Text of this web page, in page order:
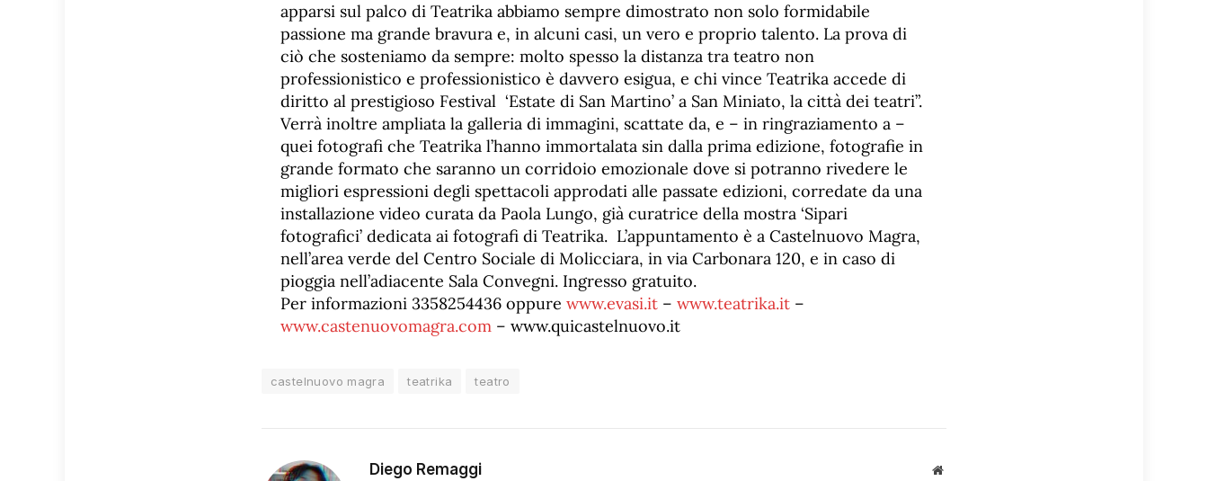
apparsi sul palco di Teatrika abbiamo sempre dimostrato non solo formidabile
passione ma grande bravura e, in alcuni casi, un vero e proprio talento. La prova di
ciò che sosteniamo da sempre: molto spesso la distanza tra teatro non
professionistico e professionistico è davvero esigua, e chi vince Teatrika accede di
diritto al prestigioso Festival ‘Estate di San Martino’ a San Miniato, la città dei teatri”.
Verrà inoltre ampliata la galleria di immagini, scattate da, e – in ringraziamento a –
quei fotografi che Teatrika l’hanno immortalata sin dalla prima edizione, fotografie in
grande formato che saranno un corridoio emozionale dove si potranno rivedere le
migliori espressioni degli spettacoli approdati alle passate edizioni, corredate da una
installazione video curata da Paola Lungo, già curatrice della mostra ‘Sipari
fotografici’ dedicata ai fotografi di Teatrika. L’appuntamento è a Castelnuovo Magra,
nell’area verde del Centro Sociale di Molicciara, in via Carbonara 120, e in caso di
pioggia nell’adiacente Sala Convegni. Ingresso gratuito.
Per informazioni 3358254436 oppure www.evasi.it – www.teatrika.it –
www.castenuovomagra.com – www.quicastelnuovo.it
castelnuovo magra teatrika teatro
Diego Remaggi
Sito